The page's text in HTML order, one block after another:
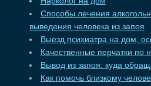
Способы лечения
выведения человека из запоя
Выезд психиатра на дом,
Качественные перчатки по
Вывод из запоя: куда
Как помочь близкому